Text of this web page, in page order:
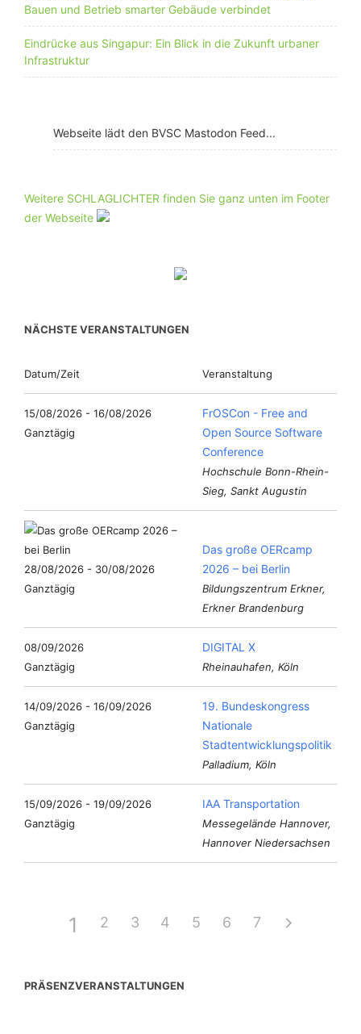
Bauen und Betrieb smarter Gebäude verbindet
Eindrücke aus Singapur: Ein Blick in die Zukunft urbaner
Infrastruktur
Webseite lädt den BVSC Mastodon Feed...
Weitere SCHLAGLICHTER finden Sie ganz unten im Footer
der Webseite
NÄCHSTE VERANSTALTUNGEN
Datum/Zeit Veranstaltung
15/08/2026 - 16/08/2026
Ganztägig
FrOSCon - Free and
Open Source Software
Conference
Hochschule Bonn-Rhein-
Sieg, Sankt Augustin
28/08/2026 - 30/08/2026
Ganztägig
Das große OERcamp
2026 – bei Berlin
Bildungszentrum Erkner,
Erkner Brandenburg
08/09/2026
Ganztägig
DIGITAL X
Rheinauhafen, Köln
14/09/2026 - 16/09/2026
Ganztägig
19. Bundeskongress
Nationale
Stadtentwicklungspolitik
Palladium, Köln
15/09/2026 - 19/09/2026
Ganztägig
IAA Transportation
Messegelände Hannover,
Hannover Niedersachsen
1 2 3 4 5 6 7
PRÄSENZVERANSTALTUNGEN